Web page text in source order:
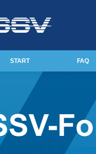
START FAQ